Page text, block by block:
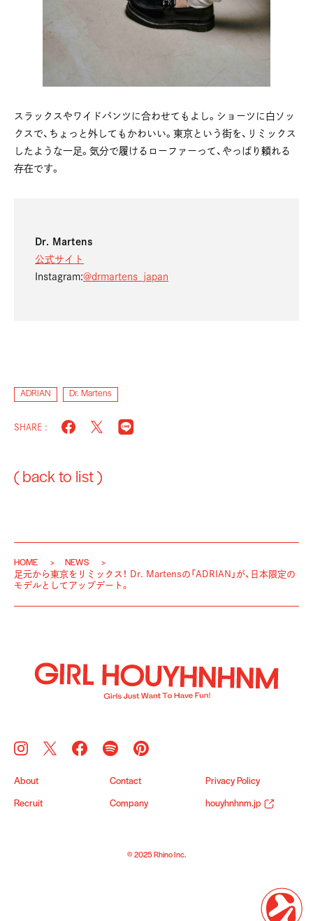
スラックスやワイドパンツに合わせてもよし。ショーツに白ソッ
クスで、ちょっと外してもかわいい。東京という街を、リミックス
したような一足。気分で履けるローファーって、やっぱり頼れる
存在です。
Dr. Martens
公式サイト
Instagram:@drmartens_japan
ADRIAN Dr. Martens
SHARE :
( back to list )
HOME
NEWS
足元から東京をリミックス！ Dr. Martensの「ADRIAN」が、日本限定の
モデルとしてアップデート。
About Contact Privacy Policy
Recruit Company houyhnhnm.jp
© 2025 Rhino Inc.